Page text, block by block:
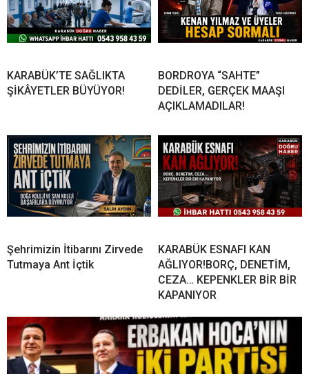
KARABÜK’TE SAĞLIKTA
ŞİKÂYETLER BÜYÜYOR!
BORDROYA “SAHTE”
DEDİLER, GERÇEK MAAŞI
AÇIKLAMADILAR!
Şehrimizin İtibarını Zirvede
Tutmaya Ant İçtik
KARABÜK ESNAFI KAN
AĞLIYOR!BORÇ, DENETİM,
CEZA… KEPENKLER BİR BİR
KAPANIYOR